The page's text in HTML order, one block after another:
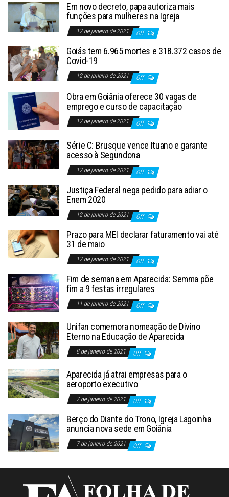
Em novo decreto, papa autoriza mais
funções para mulheres na Igreja
12 de janeiro de 2021 Off
Goiás tem 6.965 mortes e 318.372 casos de
Covid-19
12 de janeiro de 2021 Off
Obra em Goiânia oferece 30 vagas de
emprego e curso de capacitação
12 de janeiro de 2021 Off
Série C: Brusque vence Ituano e garante
acesso à Segundona
12 de janeiro de 2021 Off
Justiça Federal nega pedido para adiar o
Enem 2020
12 de janeiro de 2021 Off
Prazo para MEI declarar faturamento vai até
31 de maio
12 de janeiro de 2021 Off
Fim de semana em Aparecida: Semma põe
fim a 9 festas irregulares
11 de janeiro de 2021 Off
Unifan comemora nomeação de Divino
Eterno na Educação de Aparecida
8 de janeiro de 2021 Off
Aparecida já atrai empresas para o
aeroporto executivo
7 de janeiro de 2021 Off
Berço do Diante do Trono, Igreja Lagoinha
anuncia nova sede em Goiânia
7 de janeiro de 2021 Off